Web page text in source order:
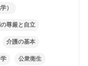
）
尊厳と自立
介護の基本
公衆衛生